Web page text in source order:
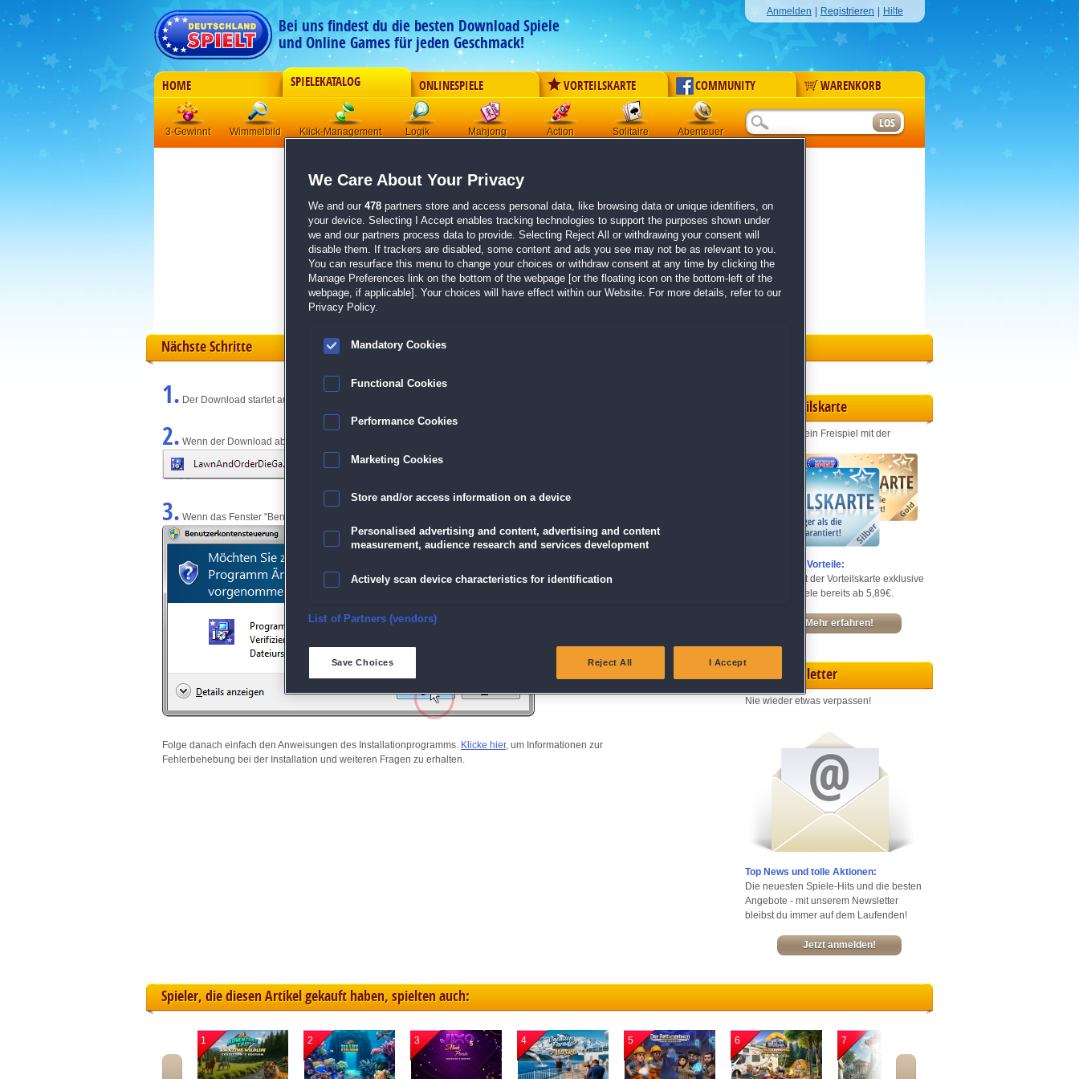
Bei uns findest du die besten Download Spiele
und Online Games für jeden Geschmack!
Anmelden Registrieren Hilfe
HOME SPIELEKATALOG ONLINESPIELE VORTEILSKARTE COMMUNITY WARENKORB
3-Gewinnt Wimmelbild Klick-Management Logik Mahjong Action Solitaire Abenteuer
Der Download wird automatisch gestartet für:
Dark Parables: Die Königin der Träume Sammleredition
Größe 860.5 MB
Einen Moment bitte, dein Spiel wird in5 Sekundenbereitgestellt...
Falls der Download nicht automatisch startet,klicke bitte hier.
Zurück zur Gamepage
Nächste Schritte
1. Der Download startet automatisch und wird am unteren Rand des Browserfensters angezeigt.
2. Wenn der Download abgeschlossen ist, klicke einfach auf die Datei.
3. Wenn das Fenster "Benutzerkontensteuerung" angezeigt wird, klicke auf "Ja" (Bei Windows Vista "Fortsetzen").
Folge danach einfach den Anweisungen des Installationprogramms. Klicke hier, um Informationen zur
Fehlerbehebung bei der Installation und weiteren Fragen zu erhalten.
Vorteilskarte
Jeden Monat ein Freispiel mit der
Entdecke die Vorteile:
Sichere dir mit der Vorteilskarte exklusive
Rabatte – Spiele bereits ab 5,89€.
Mehr erfahren!
Newsletter
Nie wieder etwas verpassen!
Top News und tolle Aktionen:
Die neuesten Spiele-Hits und die besten
Angebote - mit unserem Newsletter
bleibst du immer auf dem Laufenden!
Jetzt anmelden!
Spieler, die diesen Artikel gekauft haben, spielten auch:
1 2 3 4 5 6 7
We Care About Your Privacy
We and our 478 partners store and access personal data, like browsing data or unique identifiers, on
your device. Selecting I Accept enables tracking technologies to support the purposes shown under
we and our partners process data to provide. Selecting Reject All or withdrawing your consent will
disable them. If trackers are disabled, some content and ads you see may not be as relevant to you.
You can resurface this menu to change your choices or withdraw consent at any time by clicking the
Manage Preferences link on the bottom of the webpage [or the floating icon on the bottom-left of the
webpage, if applicable]. Your choices will have effect within our Website. For more details, refer to our
Privacy Policy.
Mandatory Cookies
Functional Cookies
Performance Cookies
Marketing Cookies
Store and/or access information on a device
Personalised advertising and content, advertising and content
measurement, audience research and services development
Actively scan device characteristics for identification
Ensure security, prevent and detect fraud, and fix errors
Match and combine data from other data sources
List of Partners (vendors)
Save Choices Reject All I Accept